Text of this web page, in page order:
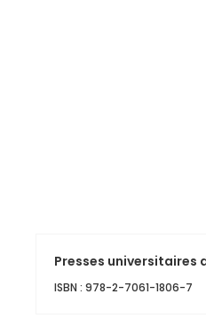
Presses universitaires
ISBN : 978-2-7061-1806-7